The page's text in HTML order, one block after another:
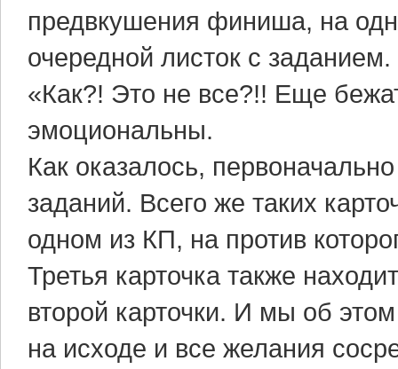
предвкушения финиша, на
очередной листок с заданием.
«Как?! Это не все?!! Еще
эмоциональны.
Как оказалось,
заданий. Всего же таких
одном из КП, на против
Третья карточка также
второй карточки. И мы об
на исходе и все желания